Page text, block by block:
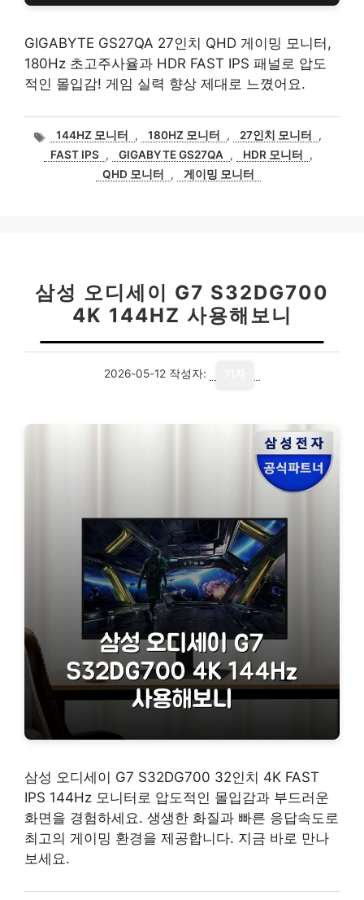
GIGABYTE GS27QA 27인치 QHD 게이밍 모니터,
180Hz 초고주사율과 HDR FAST IPS 패널로 압도
적인 몰입감! 게임 실력 향상 제대로 느꼈어요.
태
그
144HZ 모니터 , 180HZ 모니터 , 27인치 모니터
,
FAST IPS , GIGABYTE GS27QA , HDR 모니터
,
QHD 모니터
, 게이밍 모니터
삼성 오디세이 G7 S32DG700
4K 144HZ 사용해보니
2026-05-12 작성자:
삼성 오디세이 G7 S32DG700 32인치 4K FAST
IPS 144Hz 모니터로 압도적인 몰입감과 부드러운
화면을 경험하세요. 생생한 화질과 빠른 응답속도로
최고의 게이밍 환경을 제공합니다. 지금 바로 만나
보세요.